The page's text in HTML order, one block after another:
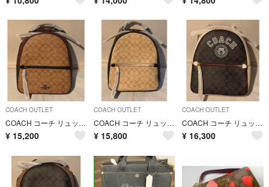
COACH OUTLET
COACH コーチ リュックサック 6167 美品 新品 未使用品
¥ 15,200
COACH OUTLET
COACH コーチ リュック ライトカーキ C2002 レディース 新品未使用
¥ 15,800
COACH OUTLET
COACH コーチ リュック ブラウン×ホワイト CB871 新品未使用
¥ 16,300